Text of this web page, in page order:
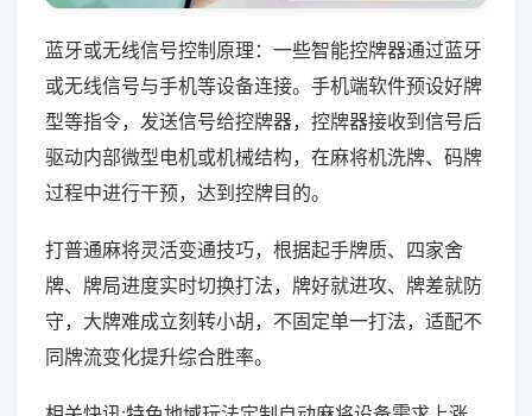
蓝牙或无线信号控制原理：一些智能控牌器通过蓝牙
或无线信号与手机等设备连接。手机端软件预设好牌
型等指令，发送信号给控牌器，控牌器接收到信号后
驱动内部微型电机或机械结构，在麻将机洗牌、码牌
过程中进行干预，达到控牌目的。
打普通麻将灵活变通技巧，根据起手牌质、四家舍
牌、牌局进度实时切换打法，牌好就进攻、牌差就防
守，大牌难成立刻转小胡，不固定单一打法，适配不
同牌流变化提升综合胜率。